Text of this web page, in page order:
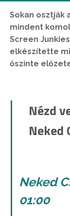
Sokan osztják
mindent
Screen
elkészítette
őszinte
Nézd
Neked
Neked
01:00